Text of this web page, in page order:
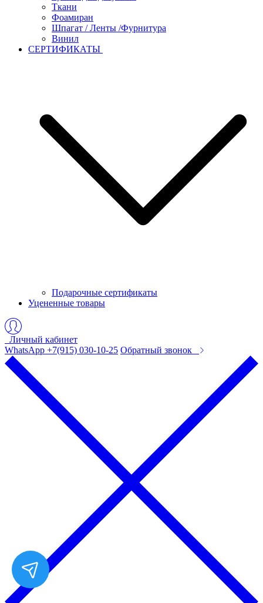
Ткани
Фоамиран
Шпагат / Ленты /Фурнитура
Винил
СЕРТИФИКАТЫ
Подарочные сертификаты
Уцененные товары
Личный кабинет
WhatsApp +7(915) 030-10-25 Обратный звонок